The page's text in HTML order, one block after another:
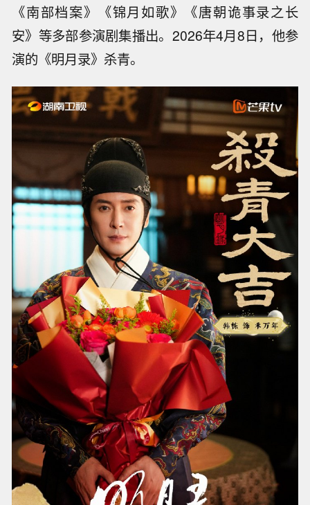
《南部档案》《锦月如歌》《唐朝诡事录之长
安》等多部参演剧集播出。2026年4月8日，他参
演的《明月录》杀青。